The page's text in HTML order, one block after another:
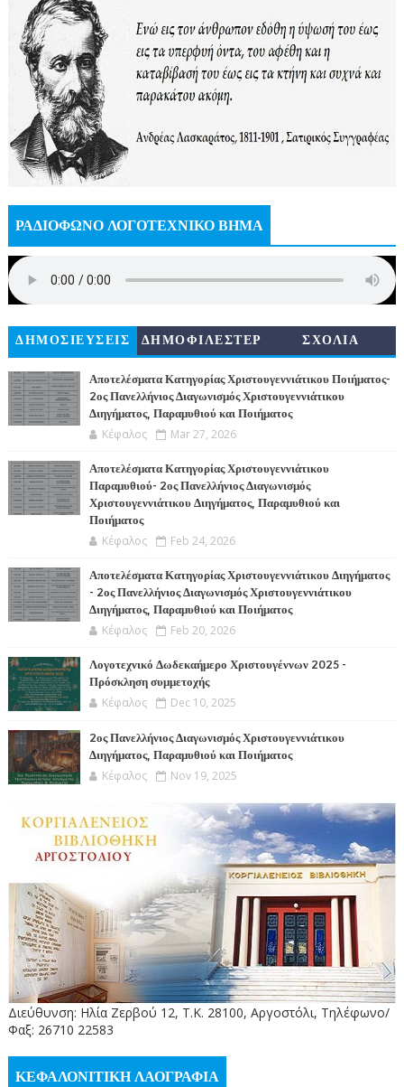
ΡΑΔΙΟΦΩΝΟ ΛΟΓΟΤΕΧΝΙΚΟ ΒΗΜΑ
ΔΗΜΟΣΙΕΥΣΕΙΣ
ΔΗΜΟΦΙΛΕΣΤΕΡ
ΣΧΟΛΙΑ
Αποτελέσματα Κατηγορίας Χριστουγεννιάτικου Ποιήματος-
2ος Πανελλήνιος Διαγωνισμός Χριστουγεννιάτικου
Διηγήματος, Παραμυθιού και Ποιήματος
Κέφαλος Mar 27, 2026
Αποτελέσματα Κατηγορίας Χριστουγεννιάτικου
Παραμυθιού- 2ος Πανελλήνιος Διαγωνισμός
Χριστουγεννιάτικου Διηγήματος, Παραμυθιού και
Ποιήματος
Κέφαλος Feb 24, 2026
Αποτελέσματα Κατηγορίας Χριστουγεννιάτικου Διηγήματος
- 2ος Πανελλήνιος Διαγωνισμός Χριστουγεννιάτικου
Διηγήματος, Παραμυθιού και Ποιήματος
Κέφαλος Feb 20, 2026
Λογοτεχνικό Δωδεκαήμερο Χριστουγέννων 2025 -
Πρόσκληση συμμετοχής
Κέφαλος Dec 10, 2025
2ος Πανελλήνιος Διαγωνισμός Χριστουγεννιάτικου
Διηγήματος, Παραμυθιού και Ποιήματος
Κέφαλος Nov 19, 2025
Διεύθυνση: Ηλία Ζερβού 12, Τ.Κ. 28100, Αργοστόλι, Τηλέφωνο/
Φαξ: 26710 22583
ΚΕΦΑΛΟΝΙΤΙΚΗ ΛΑΟΓΡΑΦΙΑ